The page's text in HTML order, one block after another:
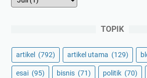
TOPIK
artikel (792) artikel utama (129)
esai (95) bisnis (71) politik (70)